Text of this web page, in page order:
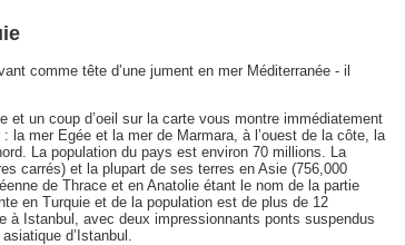
comme tête d’une jument en mer Méditerranée - il
et un coup d’oeil sur la carte vous montre immédiatement
mer Egée et la mer de Marmara, à l’ouest de la côte, la
La population du pays est environ 70 millions. La
carrés) et la plupart de ses terres en Asie (756,000
de Thrace et en Anatolie étant le nom de la partie
en Turquie et de la population est de plus de 12
à Istanbul, avec deux impressionnants ponts suspendus
d’Istanbul.